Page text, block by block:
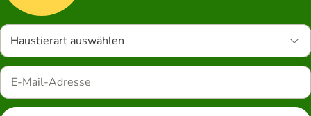
Haustierart auswählen